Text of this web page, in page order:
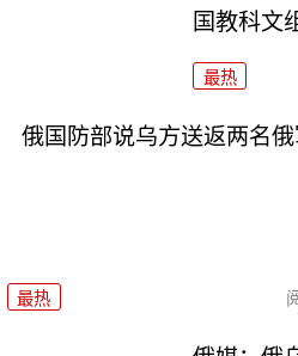
国教科文
最热
俄国防部说乌方送返两名
最热